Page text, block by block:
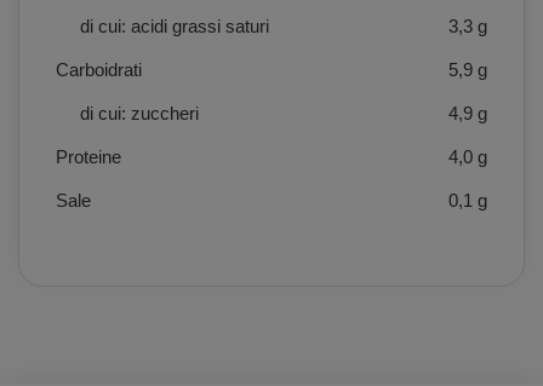
di cui: acidi grassi saturi 3,3 g
Carboidrati 5,9 g
di cui: zuccheri 4,9 g
Proteine 4,0 g
Sale 0,1 g